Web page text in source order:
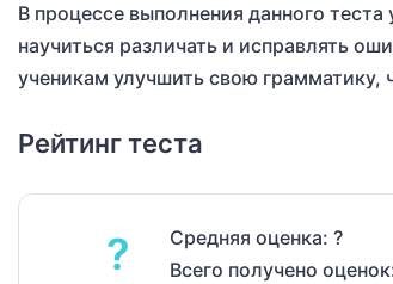
В процессе выполнения данного
научиться различать и исправлять
ученикам улучшить свою грамматику,
Рейтинг теста
?
Средняя оценка: ?
Всего получено